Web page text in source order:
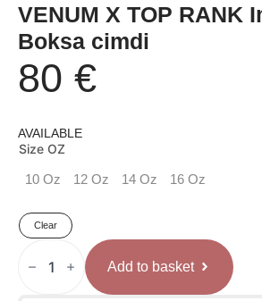
VENUM X TOP RANK
Boksa cimdi
80 €
AVAILABLE
Size OZ
10 Oz
12 Oz 14 Oz 16 Oz
Clear
TOP
Add to basket